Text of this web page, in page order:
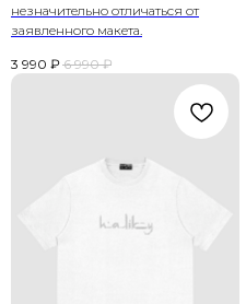
незначительно отличаться от
заявленного макета.
3 990 ₽ 6 990 ₽